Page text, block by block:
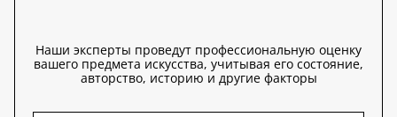
Наши эксперты проведут профессиональную оценку
вашего предмета искусства, учитывая его состояние,
авторство, историю и другие факторы